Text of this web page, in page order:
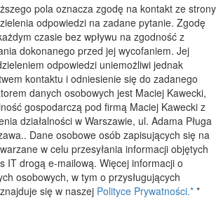
pola oznacza zgodę na kontakt ze strony
odpowiedzi na zadane pytanie. Zgodę
czasie bez wpływu na zgodność z
dokonanego przed jej wycofaniem. Jej
odpowiedzi uniemożliwi jednak
kontaktu i odniesienie się do zadanego
danych osobowych jest Maciej Kawecki,
gospodarczą pod firmą Maciej Kawecki z
działalności w Warszawie, ul. Adama Pługa
Dane osobowe osób zapisujących się na
w celu przesyłania informacji objętych
IT drogą e-mailową. Więcej informacji o
osobowych, w tym o przysługujących
się w naszej Polityce Prywatności.* *